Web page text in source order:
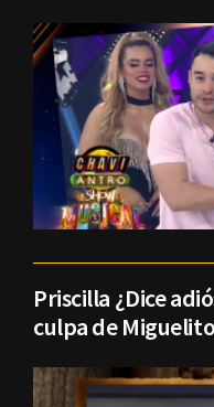
Priscilla ¿Dice
culpa de